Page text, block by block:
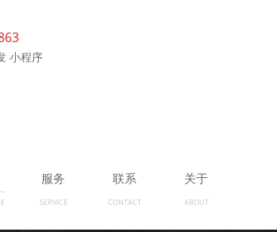
小程序
服务
SERVICE
联系
CONTACT
关于
ABOUT